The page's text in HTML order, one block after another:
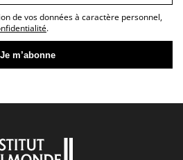
de vos données à caractère personnel,
.